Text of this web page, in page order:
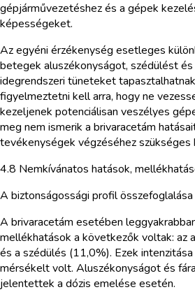
gépjárművezetéshez és a gépek
képességeket.
Az egyéni érzékenység esetleges
betegek aluszékonyságot, szédülést
idegrendszeri tüneteket
figyelmeztetni kell arra, hogy ne
kezeljenek potenciálisan veszélyes
meg nem ismerik a brivaracetám
tevékenységek végzéséhez szükséges
4.8 Nemkívánatos hatások,
A biztonságossági profil összefoglalása
A brivaracetám esetében
mellékhatások a következők voltak: az
és a szédülés (11,0%). Ezek
mérsékelt volt. Aluszékonyságot és
jelentettek a dózis emelése esetén.